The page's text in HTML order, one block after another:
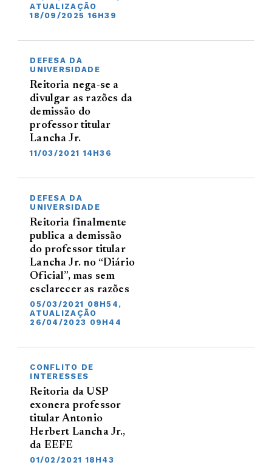
ATUALIZAÇÃO
18/09/2025 16H39
DEFESA DA
UNIVERSIDADE
Reitoria nega-se a
divulgar as razões da
demissão do
professor titular
Lancha Jr.
11/03/2021 14H36
DEFESA DA
UNIVERSIDADE
Reitoria finalmente
publica a demissão
do professor titular
Lancha Jr. no “Diário
Oficial”, mas sem
esclarecer as razões
05/03/2021 08H54,
ATUALIZAÇÃO
26/04/2023 09H44
CONFLITO DE
INTERESSES
Reitoria da USP
exonera professor
titular Antonio
Herbert Lancha Jr.,
da EEFE
01/02/2021 18H43